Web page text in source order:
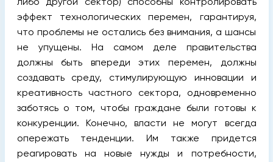
эффект технологических перемен, гарантируя,
что проблемы не остались без внимания, а шансы
не упущены. На самом деле правительства
должны быть впереди этих перемен, должны
создавать среду, стимулирующую инновации и
креативность частного сектора, одновременно
заботясь о том, чтобы граждане были готовы к
конкуренции. Конечно, власти не могут всегда
опережать тенденции. Им также придется
реагировать на новые нужды и потребности,